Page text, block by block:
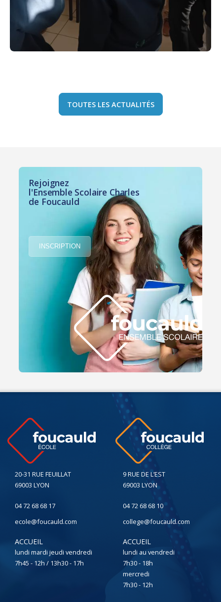
TOUTES LES ACTUALITÉS
Rejoignez
l'Ensemble Scolaire Charles
de Foucauld
INSCRIPTION
20-31 RUE FEUILLAT
69003 LYON
04 72 68 68 17
ecole@foucauld.com
ACCUEIL
lundi mardi jeudi vendredi
7h45 - 12h / 13h30 - 17h
9 RUE DE L’EST
69003 LYON
04 72 68 68 10
college@foucauld.com
ACCUEIL
lundi au vendredi
7h30 - 18h
mercredi
7h30 - 12h